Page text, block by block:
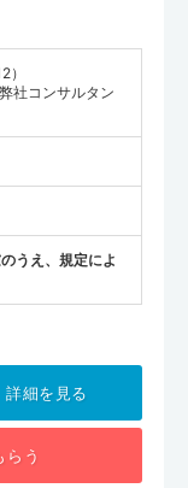
）
社コンサルタン
うえ、規定によ
詳細を見る
らう